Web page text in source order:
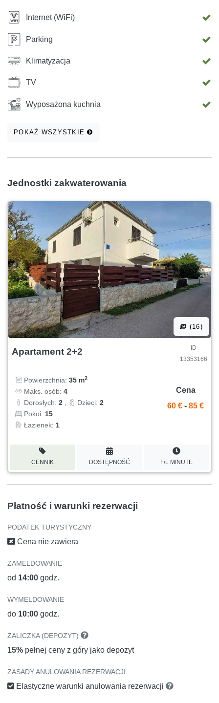
Internet (WiFi)
Parking
Klimatyzacja
TV
Wyposażona kuchnia
POKAŻ WSZYSTKIE
Jednostki zakwaterowania
(16)
Apartament 2+2
ID
13353166
Powierzchnia: 35 m2
Maks. osób: 4
Dorosłych: 2 Dzieci: 2
Pokoi: 15
Łazienek: 1
Cena
60 € - 85 €
CENNIK DOSTĘPNOŚĆ F/L MINUTE
Płatność i warunki rezerwacji
PODATEK TURYSTYCZNY
Cena nie zawiera
ZAMELDOWANIE
od 14:00 godz.
WYMELDOWANIE
do 10:00 godz.
ZALICZKA (DEPOZYT)
15% pełnej ceny z góry jako depozyt
ZASADY ANULOWANIA REZERWACJI
Elastyczne warunki anulowania rezerwacji